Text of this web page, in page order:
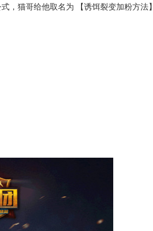
，猫哥给他取名为 【诱饵裂变加粉方法】